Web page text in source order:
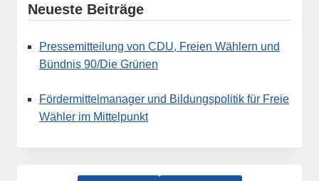
Neueste Beiträge
Pressemitteilung von CDU, Freien Wählern und
Bündnis 90/Die Grünen
Fördermittelmanager und Bildungspolitik für Freie
Wähler im Mittelpunkt